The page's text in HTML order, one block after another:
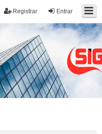
Entrar
Registrar